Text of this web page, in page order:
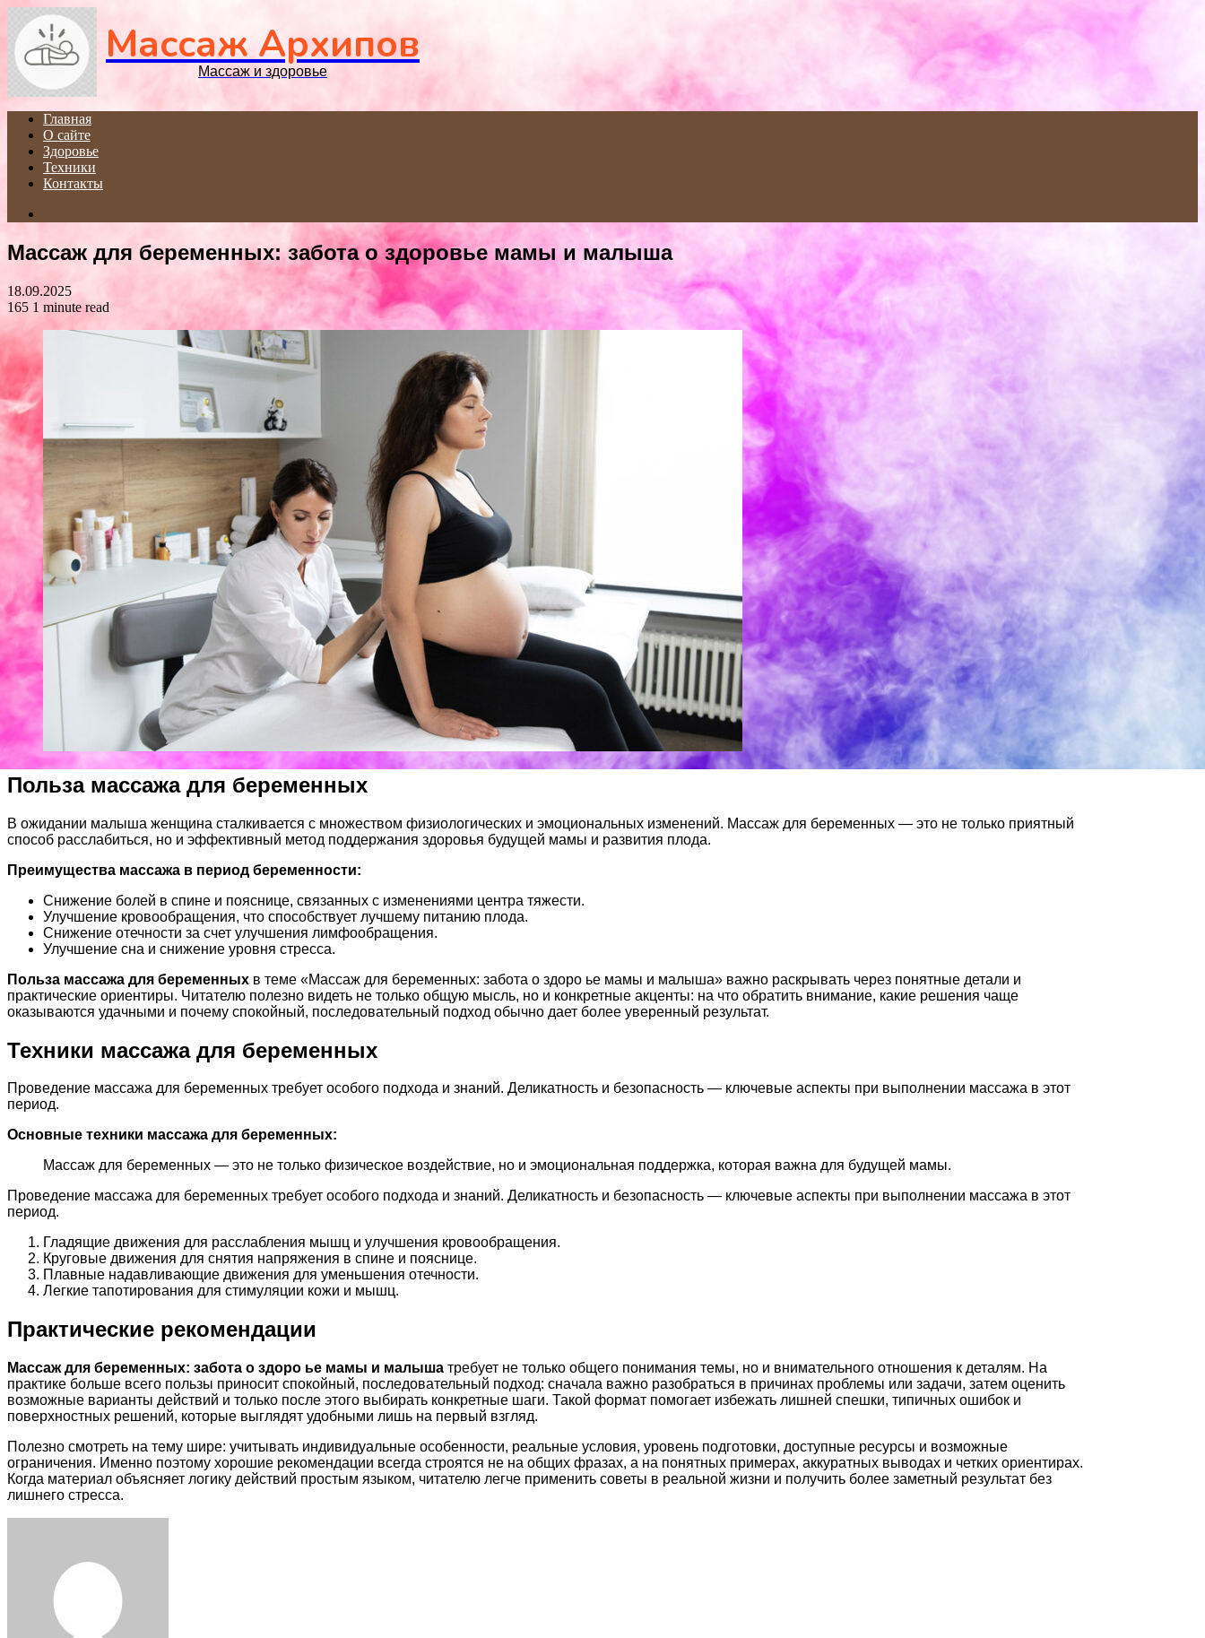
Массаж Архипов
Массаж и здоровье
Главная
О сайте
Здоровье
Техники
Контакты
Массаж для беременных: забота о здоровье мамы и малыша
18.09.2025
165 1 minute read
Польза массажа для беременных
В ожидании малыша женщина сталкивается с множеством физиологических и эмоциональных изменений. Массаж для беременных — это не только приятный
способ расслабиться, но и эффективный метод поддержания здоровья будущей мамы и развития плода.
Преимущества массажа в период беременности:
Снижение болей в спине и пояснице, связанных с изменениями центра тяжести.
Улучшение кровообращения, что способствует лучшему питанию плода.
Снижение отечности за счет улучшения лимфообращения.
Улучшение сна и снижение уровня стресса.
Польза массажа для беременных в теме «Массаж для беременных: забота о здоро ье мамы и малыша» важно раскрывать через понятные детали и
практические ориентиры. Читателю полезно видеть не только общую мысль, но и конкретные акценты: на что обратить внимание, какие решения чаще
оказываются удачными и почему спокойный, последовательный подход обычно дает более уверенный результат.
Техники массажа для беременных
Проведение массажа для беременных требует особого подхода и знаний. Деликатность и безопасность — ключевые аспекты при выполнении массажа в этот
период.
Основные техники массажа для беременных:
Массаж для беременных — это не только физическое воздействие, но и эмоциональная поддержка, которая важна для будущей мамы.
Проведение массажа для беременных требует особого подхода и знаний. Деликатность и безопасность — ключевые аспекты при выполнении массажа в этот
период.
Гладящие движения для расслабления мышц и улучшения кровообращения.
Круговые движения для снятия напряжения в спине и пояснице.
Плавные надавливающие движения для уменьшения отечности.
Легкие тапотирования для стимуляции кожи и мышц.
Практические рекомендации
Массаж для беременных: забота о здоро ье мамы и малыша требует не только общего понимания темы, но и внимательного отношения к деталям. На
практике больше всего пользы приносит спокойный, последовательный подход: сначала важно разобраться в причинах проблемы или задачи, затем оценить
возможные варианты действий и только после этого выбирать конкретные шаги. Такой формат помогает избежать лишней спешки, типичных ошибок и
поверхностных решений, которые выглядят удобными лишь на первый взгляд.
Полезно смотреть на тему шире: учитывать индивидуальные особенности, реальные условия, уровень подготовки, доступные ресурсы и возможные
ограничения. Именно поэтому хорошие рекомендации всегда строятся не на общих фразах, а на понятных примерах, аккуратных выводах и четких ориентирах.
Когда материал объясняет логику действий простым языком, читателю легче применить советы в реальной жизни и получить более заметный результат без
лишнего стресса.